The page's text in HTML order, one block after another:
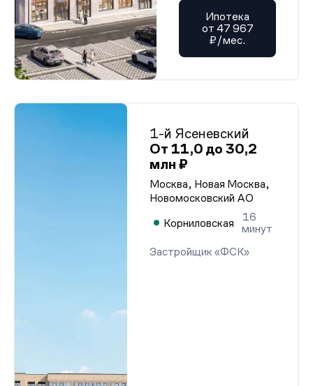
Ипотека
от 47 967
₽/мес.
1-й Ясеневский
От 11,0 до 30,2
млн ₽
Москва, Новая Москва,
Новомосковский АО
Корниловская
16
минут
Застройщик «ФСК»